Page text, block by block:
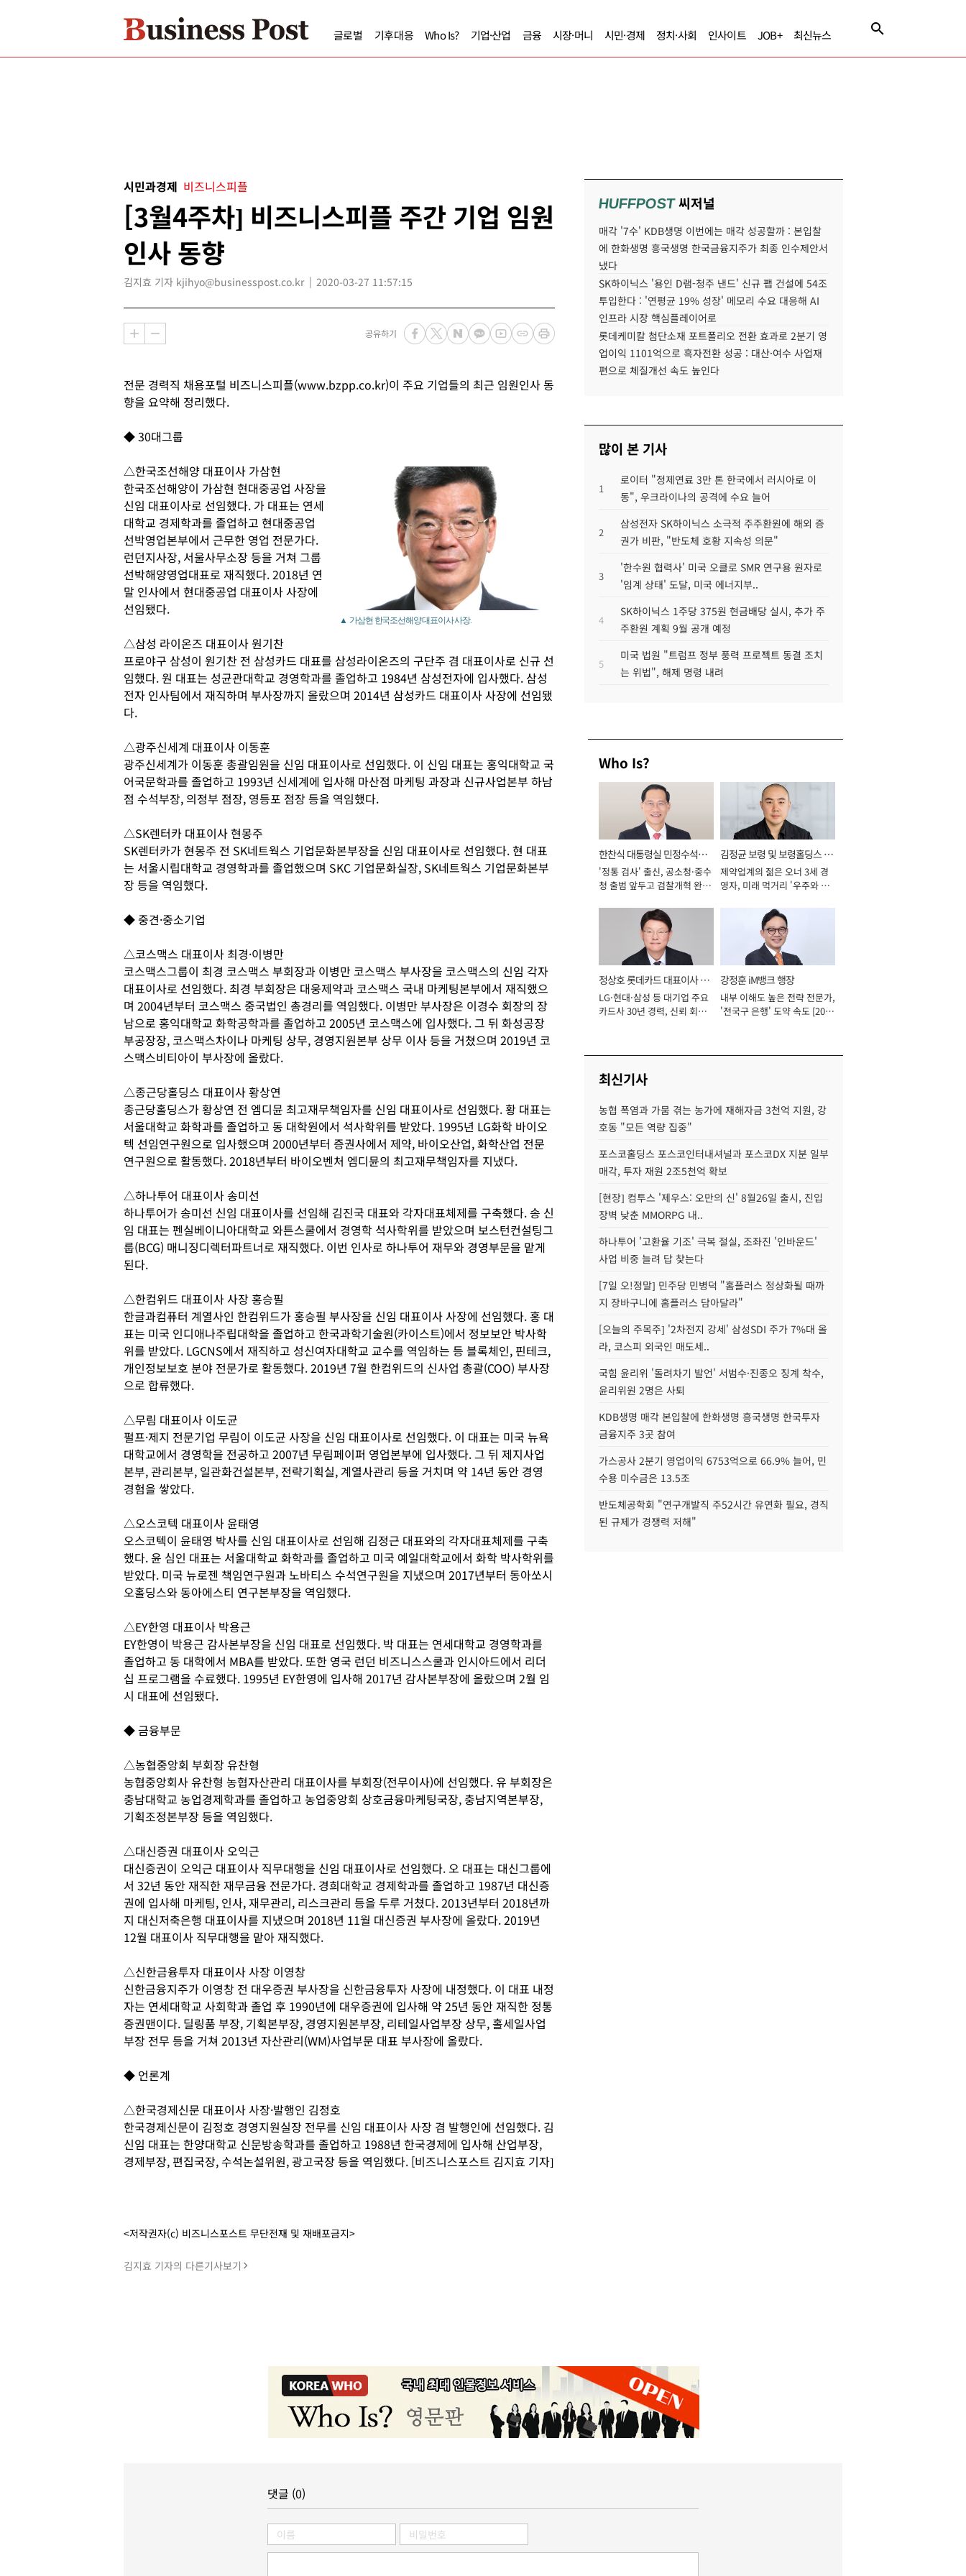
글로벌 기후대응 Who Is? 기업·산업 금융 시장·머니 시민·경제 정치·사회 인사이트 JOB+ 최신뉴스
시민과경제 비즈니스피플
[3월4주차] 비즈니스피플 주간 기업 임원
인사 동향
김지효 기자 kjihyo@businesspost.co.kr 2020-03-27 11:57:15
공유하기
전문 경력직 채용포털 비즈니스피플(www.bzpp.co.kr)이 주요 기업들의 최근 임원인사 동
향을 요약해 정리했다.
◆ 30대그룹
▲ 가삼현 한국조선해양 대표이사 사장.
△한국조선해양 대표이사 가삼현
한국조선해양이 가삼현 현대중공업 사장을
신임 대표이사로 선임했다. 가 대표는 연세
대학교 경제학과를 졸업하고 현대중공업
선박영업본부에서 근무한 영업 전문가다.
런던지사장, 서울사무소장 등을 거쳐 그룹
선박해양영업대표로 재직했다. 2018년 연
말 인사에서 현대중공업 대표이사 사장에
선임됐다.
△삼성 라이온즈 대표이사 원기찬
프로야구 삼성이 원기찬 전 삼성카드 대표를 삼성라이온즈의 구단주 겸 대표이사로 신규 선
임했다. 원 대표는 성균관대학교 경영학과를 졸업하고 1984년 삼성전자에 입사했다. 삼성
전자 인사팀에서 재직하며 부사장까지 올랐으며 2014년 삼성카드 대표이사 사장에 선임됐
다.
△광주신세계 대표이사 이동훈
광주신세계가 이동훈 총괄임원을 신임 대표이사로 선임했다. 이 신임 대표는 홍익대학교 국
어국문학과를 졸업하고 1993년 신세계에 입사해 마산점 마케팅 과장과 신규사업본부 하남
점 수석부장, 의정부 점장, 영등포 점장 등을 역임했다.
△SK렌터카 대표이사 현몽주
SK렌터카가 현몽주 전 SK네트웍스 기업문화본부장을 신임 대표이사로 선임했다. 현 대표
는 서울시립대학교 경영학과를 졸업했으며 SKC 기업문화실장, SK네트웍스 기업문화본부
장 등을 역임했다.
◆ 중견·중소기업
△코스맥스 대표이사 최경·이병만
코스맥스그룹이 최경 코스맥스 부회장과 이병만 코스맥스 부사장을 코스맥스의 신임 각자
대표이사로 선임했다. 최경 부회장은 대웅제약과 코스맥스 국내 마케팅본부에서 재직했으
며 2004년부터 코스맥스 중국법인 총경리를 역임했다. 이병만 부사장은 이경수 회장의 장
남으로 홍익대학교 화학공학과를 졸업하고 2005년 코스맥스에 입사했다. 그 뒤 화성공장
부공장장, 코스맥스차이나 마케팅 상무, 경영지원본부 상무 이사 등을 거쳤으며 2019년 코
스맥스비티아이 부사장에 올랐다.
△종근당홀딩스 대표이사 황상연
종근당홀딩스가 황상연 전 엠디뮨 최고재무책임자를 신임 대표이사로 선임했다. 황 대표는
서울대학교 화학과를 졸업하고 동 대학원에서 석사학위를 받았다. 1995년 LG화학 바이오
텍 선임연구원으로 입사했으며 2000년부터 증권사에서 제약, 바이오산업, 화학산업 전문
연구원으로 활동했다. 2018년부터 바이오벤처 엠디뮨의 최고재무책임자를 지냈다.
△하나투어 대표이사 송미선
하나투어가 송미선 신임 대표이사를 선임해 김진국 대표와 각자대표체제를 구축했다. 송 신
임 대표는 펜실베이니아대학교 와튼스쿨에서 경영학 석사학위를 받았으며 보스턴컨설팅그
룹(BCG) 매니징디렉터파트너로 재직했다. 이번 인사로 하나투어 재무와 경영부문을 맡게
된다.
△한컴위드 대표이사 사장 홍승필
한글과컴퓨터 계열사인 한컴위드가 홍승필 부사장을 신임 대표이사 사장에 선임했다. 홍 대
표는 미국 인디애나주립대학을 졸업하고 한국과학기술원(카이스트)에서 정보보안 박사학
위를 받았다. LGCNS에서 재직하고 성신여자대학교 교수를 역임하는 등 블록체인, 핀테크,
개인정보보호 분야 전문가로 활동했다. 2019년 7월 한컴위드의 신사업 총괄(COO) 부사장
으로 합류했다.
△무림 대표이사 이도균
펄프·제지 전문기업 무림이 이도균 사장을 신임 대표이사로 선임했다. 이 대표는 미국 뉴욕
대학교에서 경영학을 전공하고 2007년 무림페이퍼 영업본부에 입사했다. 그 뒤 제지사업
본부, 관리본부, 일관화건설본부, 전략기획실, 계열사관리 등을 거치며 약 14년 동안 경영
경험을 쌓았다.
△오스코텍 대표이사 윤태영
오스코텍이 윤태영 박사를 신임 대표이사로 선임해 김정근 대표와의 각자대표체제를 구축
했다. 윤 심인 대표는 서울대학교 화학과를 졸업하고 미국 예일대학교에서 화학 박사학위를
받았다. 미국 뉴로젠 책임연구원과 노바티스 수석연구원을 지냈으며 2017년부터 동아쏘시
오홀딩스와 동아에스티 연구본부장을 역임했다.
△EY한영 대표이사 박용근
EY한영이 박용근 감사본부장을 신임 대표로 선임했다. 박 대표는 연세대학교 경영학과를
졸업하고 동 대학에서 MBA를 받았다. 또한 영국 런던 비즈니스스쿨과 인시아드에서 리더
십 프로그램을 수료했다. 1995년 EY한영에 입사해 2017년 감사본부장에 올랐으며 2월 임
시 대표에 선임됐다.
◆ 금융부문
△농협중앙회 부회장 유찬형
농협중앙회사 유찬형 농협자산관리 대표이사를 부회장(전무이사)에 선임했다. 유 부회장은
충남대학교 농업경제학과를 졸업하고 농업중앙회 상호금융마케팅국장, 충남지역본부장,
기획조정본부장 등을 역임했다.
△대신증권 대표이사 오익근
대신증권이 오익근 대표이사 직무대행을 신임 대표이사로 선임했다. 오 대표는 대신그룹에
서 32년 동안 재직한 재무금융 전문가다. 경희대학교 경제학과를 졸업하고 1987년 대신증
권에 입사해 마케팅, 인사, 재무관리, 리스크관리 등을 두루 거쳤다. 2013년부터 2018년까
지 대신저축은행 대표이사를 지냈으며 2018년 11월 대신증권 부사장에 올랐다. 2019년
12월 대표이사 직무대행을 맡아 재직했다.
△신한금융투자 대표이사 사장 이영창
신한금융지주가 이영창 전 대우증권 부사장을 신한금융투자 사장에 내정했다. 이 대표 내정
자는 연세대학교 사회학과 졸업 후 1990년에 대우증권에 입사해 약 25년 동안 재직한 정통
증권맨이다. 딜링품 부장, 기획본부장, 경영지원본부장, 리테일사업부장 상무, 홀세일사업
부장 전무 등을 거쳐 2013년 자산관리(WM)사업부문 대표 부사장에 올랐다.
◆ 언론계
△한국경제신문 대표이사 사장·발행인 김정호
한국경제신문이 김정호 경영지원실장 전무를 신임 대표이사 사장 겸 발행인에 선임했다. 김
신임 대표는 한양대학교 신문방송학과를 졸업하고 1988년 한국경제에 입사해 산업부장,
경제부장, 편집국장, 수석논설위원, 광고국장 등을 역임했다. [비즈니스포스트 김지효 기자]
<저작권자(c) 비즈니스포스트 무단전재 및 재배포금지>
김지효 기자의 다른기사보기
HUFFPOST씨저널
매각 '7수' KDB생명 이번에는 매각 성공할까 : 본입찰
에 한화생명 흥국생명 한국금융지주가 최종 인수제안서
냈다
SK하이닉스 '용인 D램-청주 낸드' 신규 팹 건설에 54조
투입한다 : '연평균 19% 성장' 메모리 수요 대응해 AI
인프라 시장 핵심플레이어로
롯데케미칼 첨단소재 포트폴리오 전환 효과로 2분기 영
업이익 1101억으로 흑자전환 성공 : 대산·여수 사업재
편으로 체질개선 속도 높인다
많이 본 기사
1
로이터 "정제연료 3만 톤 한국에서 러시아로 이
동", 우크라이나의 공격에 수요 늘어
2
삼성전자 SK하이닉스 소극적 주주환원에 해외 증
권가 비판, "반도체 호황 지속성 의문"
3
'한수원 협력사' 미국 오클로 SMR 연구용 원자로
'임계 상태' 도달, 미국 에너지부..
4
SK하이닉스 1주당 375원 현금배당 실시, 추가 주
주환원 계획 9월 공개 예정
5
미국 법원 "트럼프 정부 풍력 프로젝트 동결 조치
는 위법", 해제 명령 내려
Who Is?
한찬식 대통령실 민정수석비
서관
'정통 검사' 출신, 공소청·중수
청 출범 앞두고 검찰개혁 완수
김정균 보령 및 보령홀딩스 대
표이사 사장
제약업계의 젊은 오너 3세 경
영자, 미래 먹거리 '우주와 헬
정상호 롯데카드 대표이사 사
장
LG·현대·삼성 등 대기업 주요
카드사 30년 경력, 신뢰 회복
강정훈 iM뱅크 행장
내부 이해도 높은 전략 전문가,
'전국구 은행' 도약 속도 [2026
최신기사
농협 폭염과 가뭄 겪는 농가에 재해자금 3천억 지원, 강
호동 "모든 역량 집중"
포스코홀딩스 포스코인터내셔널과 포스코DX 지분 일부
매각, 투자 재원 2조5천억 확보
[현장] 컴투스 '제우스: 오만의 신' 8월26일 출시, 진입
장벽 낮춘 MMORPG 내..
하나투어 '고환율 기조' 극복 절실, 조좌진 '인바운드'
사업 비중 늘려 답 찾는다
[7일 오!정말] 민주당 민병덕 "홈플러스 정상화될 때까
지 장바구니에 홈플러스 담아달라"
[오늘의 주목주] '2차전지 강세' 삼성SDI 주가 7%대 올
라, 코스피 외국인 매도세..
국힘 윤리위 '돌려차기 발언' 서범수·진종오 징계 착수,
윤리위원 2명은 사퇴
KDB생명 매각 본입찰에 한화생명 흥국생명 한국투자
금융지주 3곳 참여
가스공사 2분기 영업이익 6753억으로 66.9% 늘어, 민
수용 미수금은 13.5조
반도체공학회 "연구개발직 주52시간 유연화 필요, 경직
된 규제가 경쟁력 저해"
댓글 (0)